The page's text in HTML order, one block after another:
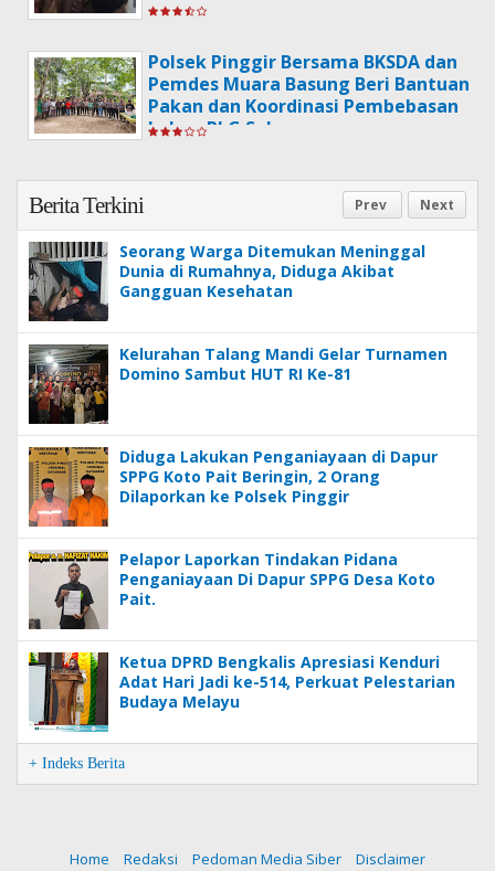
Polsek Pinggir Bersama BKSDA dan
Pemdes Muara Basung Beri Bantuan
Pakan dan Koordinasi Pembebasan
Lahan PLG Sebanga
Prev Next
Berita Terkini
Seorang Warga Ditemukan Meninggal
Dunia di Rumahnya, Diduga Akibat
Gangguan Kesehatan
Kelurahan Talang Mandi Gelar Turnamen
Domino Sambut HUT RI Ke-81
Diduga Lakukan Penganiayaan di Dapur
SPPG Koto Pait Beringin, 2 Orang
Dilaporkan ke Polsek Pinggir
Pelapor Laporkan Tindakan Pidana
Penganiayaan Di Dapur SPPG Desa Koto
Pait.
Ketua DPRD Bengkalis Apresiasi Kenduri
Adat Hari Jadi ke-514, Perkuat Pelestarian
Budaya Melayu
+ Indeks Berita
Home Redaksi Pedoman Media Siber Disclaimer